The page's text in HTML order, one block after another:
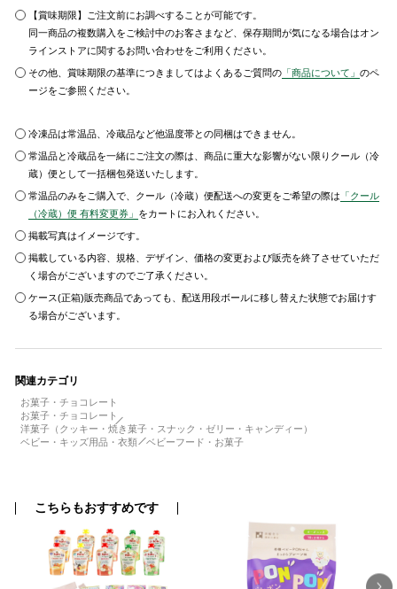
【賞味期限】ご注文前にお調べすることが可能です。
同一商品の複数購入をご検討中のお客さまなど、保存期間が気になる場合はオン
ラインストアに関するお問い合わせをご利用ください。
その他、賞味期限の基準につきましてはよくあるご質問の 「商品について」のペ
ージをご参照ください。
冷凍品は常温品、冷蔵品など他温度帯との同梱はできません。
常温品と冷蔵品を一緒にご注文の際は、商品に重大な影響がない限りクール（冷
蔵）便として一括梱包発送いたします。
常温品のみをご購入で、クール（冷蔵）便配送への変更をご希望の際は 「クール
（冷蔵）便 有料変更券」 をカートにお入れください。
掲載写真はイメージです。
掲載している内容、規格、デザイン、価格の変更および販売を終了させていただ
く場合がございますのでご了承ください。
ケース(正箱)販売商品であっても、配送用段ボールに移し替えた状態でお届けす
る場合がございます。
関連カテゴリ
お菓子・チョコレート
お菓子・チョコレート
洋菓子（クッキー・焼き菓子・スナック・ゼリー・キャンディー）
ベビー・キッズ用品・衣類
ベビーフード・お菓子
こちらもおすすめです